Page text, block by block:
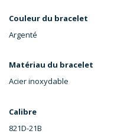
Couleur du bracelet
Argenté
Matériau du bracelet
Acier inoxydable
Calibre
821D-21B